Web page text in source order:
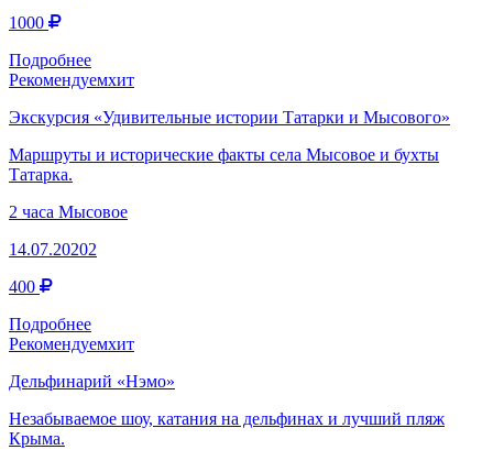
1000
Подробнее
Рекомендуемхит
Экскурсия «Удивительные истории Татарки и Мысового»
Маршруты и исторические факты села Мысовое и бухты
Татарка.
2 часа Мысовое
14.07.20202
400
Подробнее
Рекомендуемхит
Дельфинарий «Нэмо»
Незабываемое шоу, катания на дельфинах и лучший пляж
Крыма.